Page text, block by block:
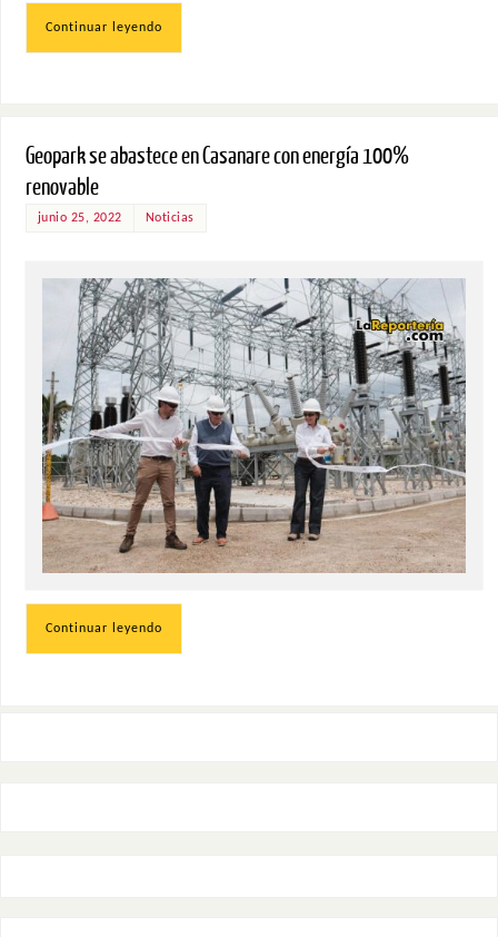
Continuar leyendo
Geopark se abastece en Casanare con energía 100%
renovable
junio 25, 2022 Noticias
Continuar leyendo